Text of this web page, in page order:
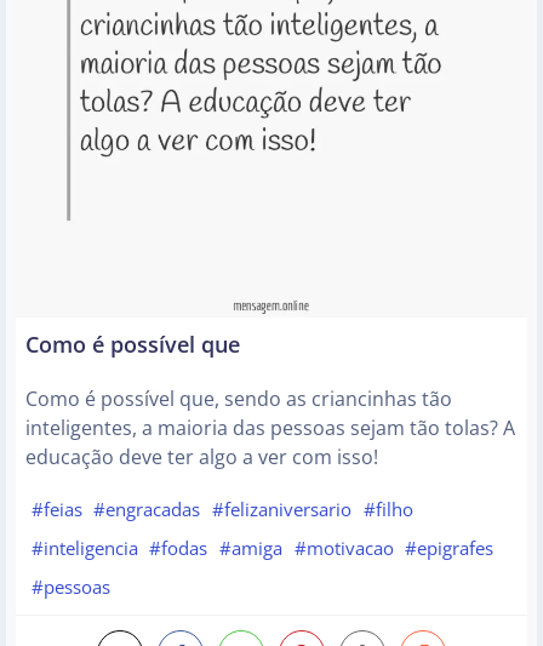
Como é possível que
Como é possível que, sendo as criancinhas tão
inteligentes, a maioria das pessoas sejam tão tolas? A
educação deve ter algo a ver com isso!
#feias #engracadas #felizaniversario #filho
#inteligencia #fodas #amiga #motivacao #epigrafes
#pessoas